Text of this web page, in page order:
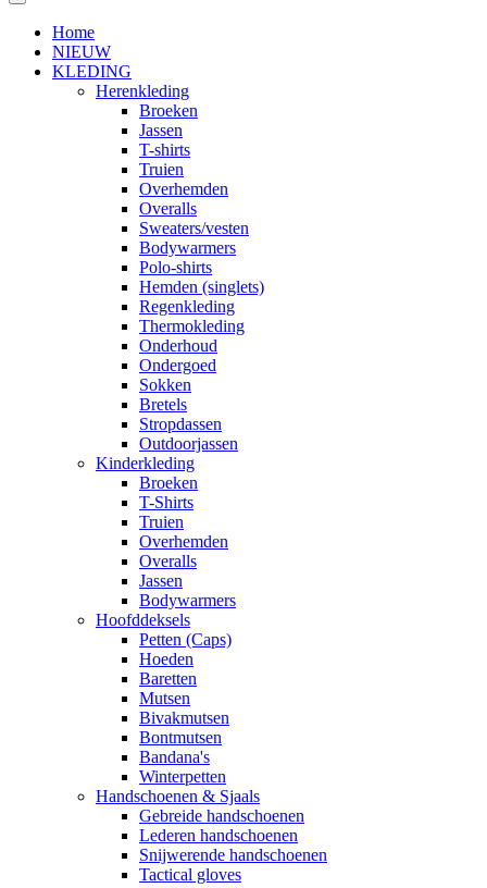
Home
NIEUW
KLEDING
Herenkleding
Broeken
Jassen
T-shirts
Truien
Overhemden
Overalls
Sweaters/vesten
Bodywarmers
Polo-shirts
Hemden (singlets)
Regenkleding
Thermokleding
Onderhoud
Ondergoed
Sokken
Bretels
Stropdassen
Outdoorjassen
Kinderkleding
Broeken
T-Shirts
Truien
Overhemden
Overalls
Jassen
Bodywarmers
Hoofddeksels
Petten (Caps)
Hoeden
Baretten
Mutsen
Bivakmutsen
Bontmutsen
Bandana's
Winterpetten
Handschoenen & Sjaals
Gebreide handschoenen
Lederen handschoenen
Snijwerende handschoenen
Tactical gloves